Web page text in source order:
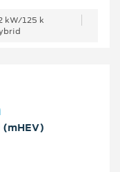
kW/125 k
(mHEV)